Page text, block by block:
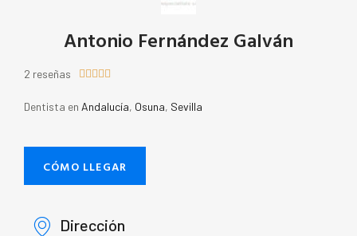
Antonio Fernández Galván
2 reseñas     
Dentista en Andalucía, Osuna, Sevilla
CÓMO LLEGAR
Dirección